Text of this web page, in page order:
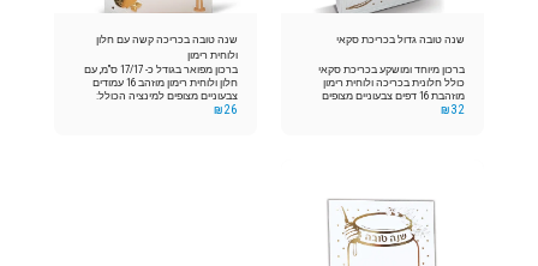
שנה טובה גדול בכריכת סקאי
ברכון מיוחד ומושקע בכריכת סקאי
כולל חלונית בכריכה ולוחית רימון
מוזהבת 16 דפים צבעוניים מצופים
למינציה הברכון כולל בתוכו: סדר
₪32
שנה טובה בכריכה קשה עם חלון
ולוחית רימון
ברכון מפואר בגודל כ- 17/17 ס"מ, עם
חלון ולוחית רימון מוזהב 16 עמודים
צבעוניים מצופים למינציה הכולל:
הדלקת נרות קידוש לראש השנה,
₪26